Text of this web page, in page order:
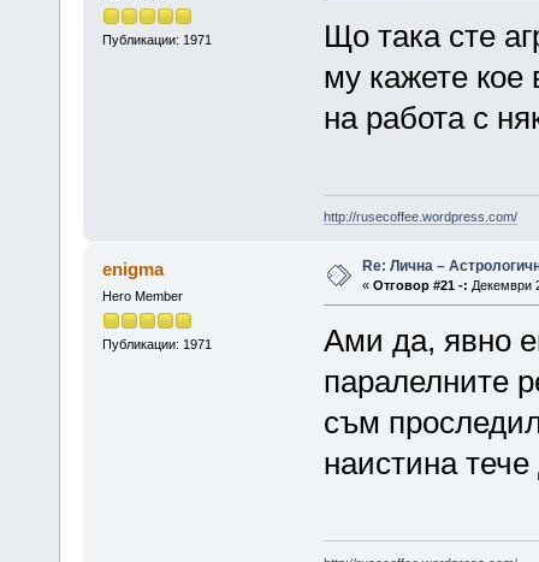
Публикации: 1971
Що така сте
му кажете кое
на работа с
http://rusecoffee.wordpress.com/
enigma
Hero Member
Публикации: 1971
Re: Лична –
« Отговор #21 -: Декември
Ами да, явно
паралелните
съм
наистина